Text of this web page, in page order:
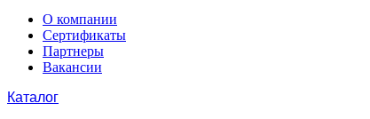
О компании
Сертификаты
Партнеры
Вакансии
Каталог